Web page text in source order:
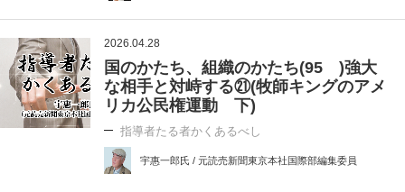
2026.04.28
国のかたち、組織のかたち(95 )強大
な相手と対峙する㉑(牧師キングのアメ
リカ公民権運動 下)
指導者たる者かくあるべし
宇惠一郎氏 / 元読売新聞東京本社国際部編集委員